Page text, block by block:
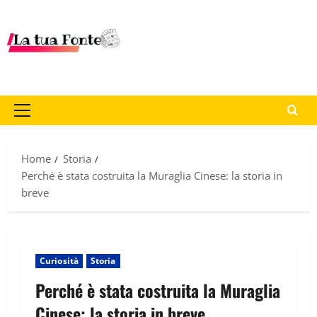
Home
Storia
Perché è stata costruita la Muraglia Cinese: la storia in
breve
Curiosità Storia
Perché è stata costruita la Muraglia